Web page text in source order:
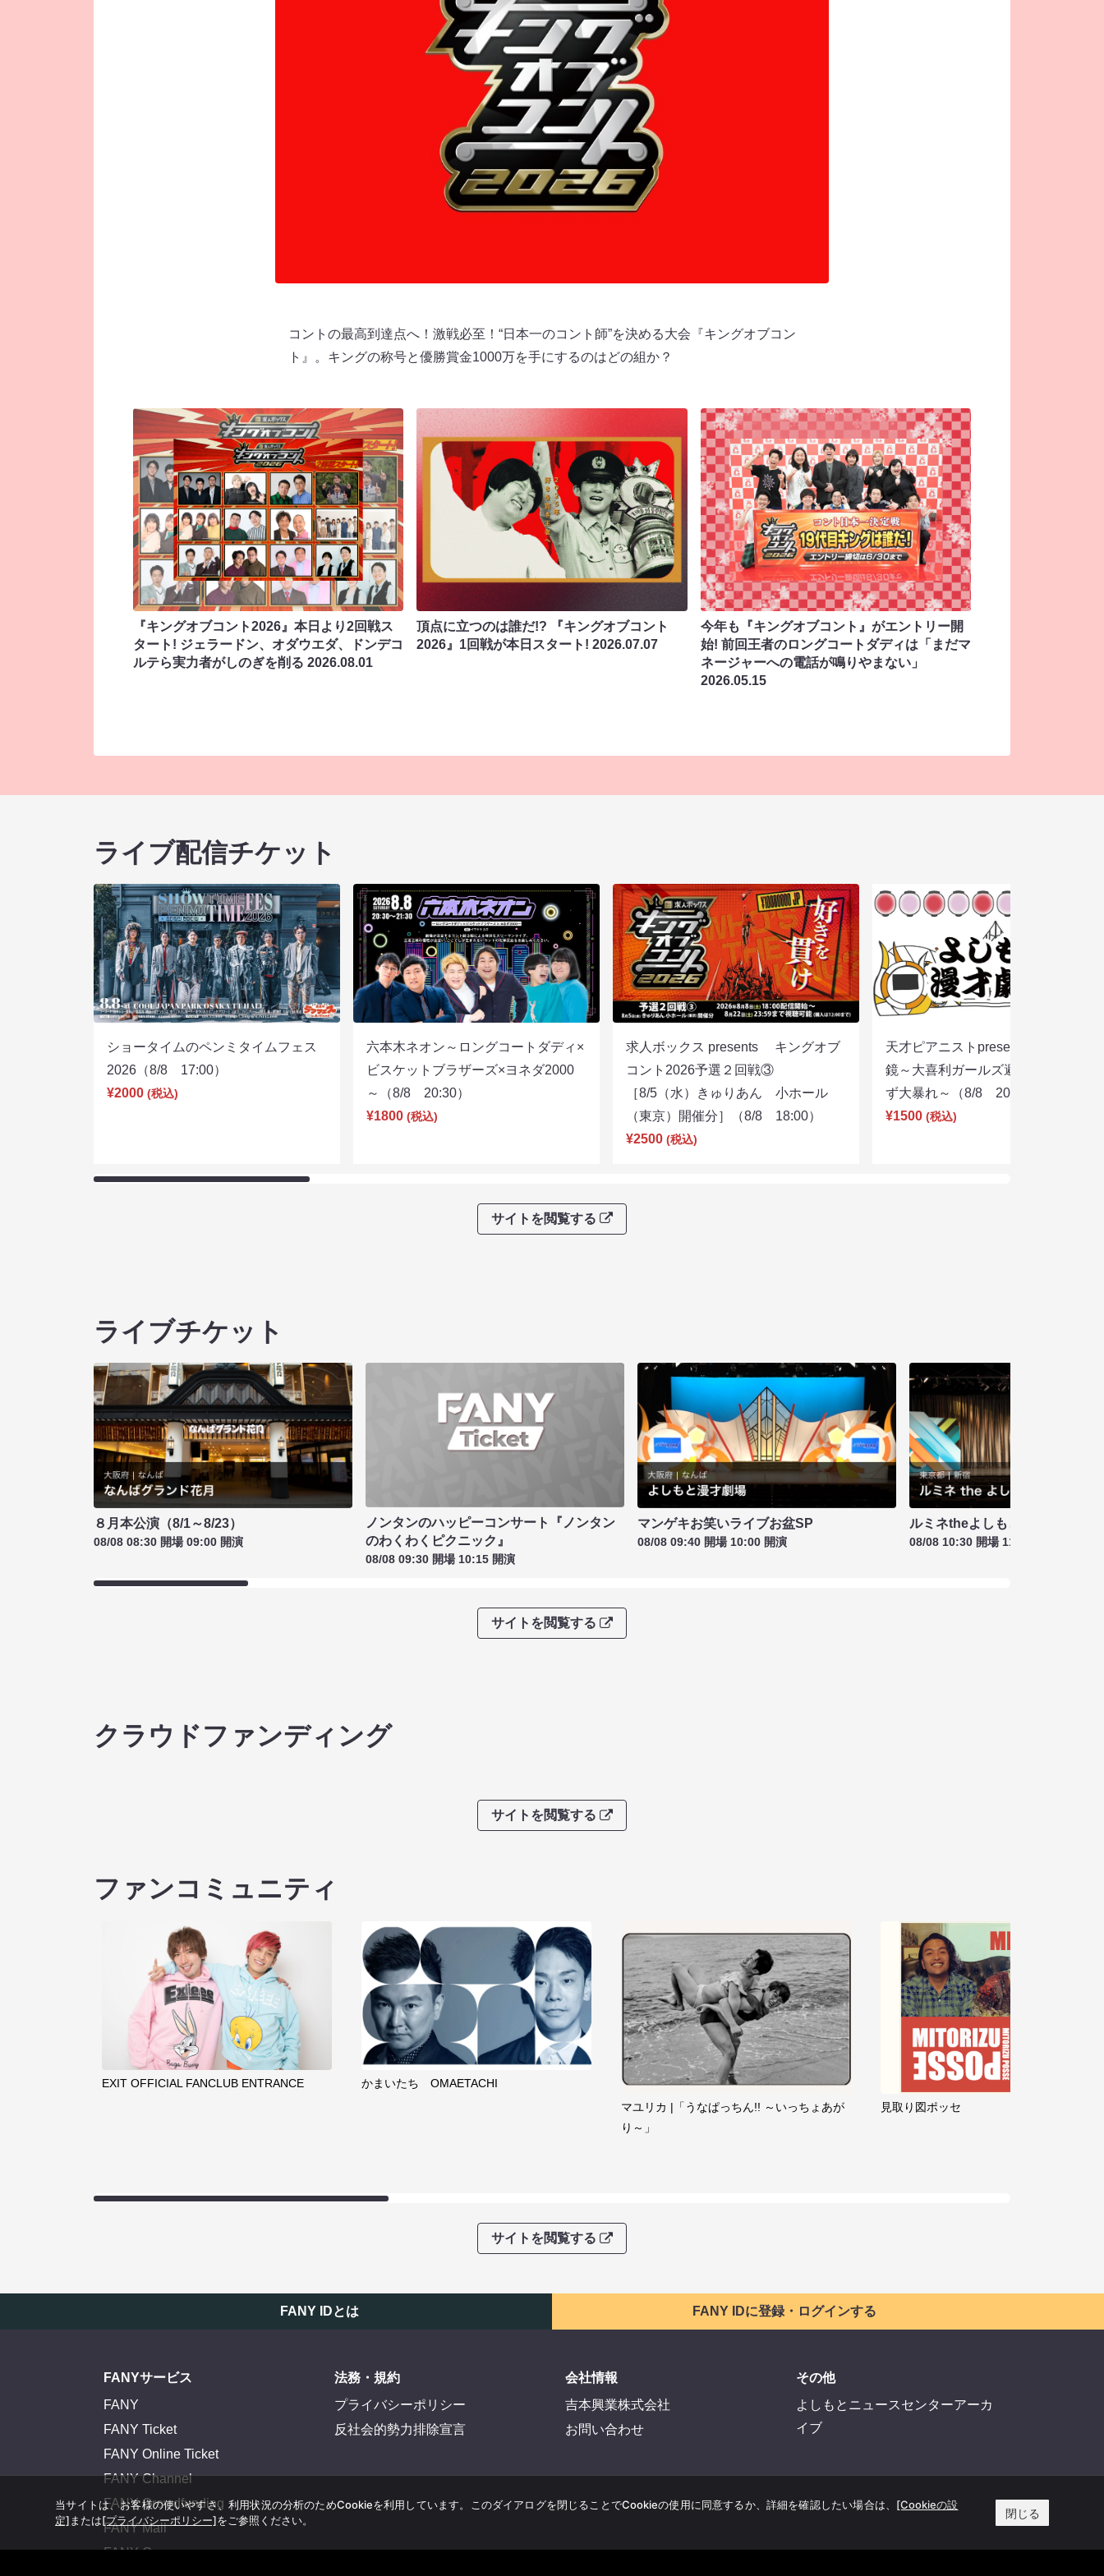
コントの最高到達点へ！激戦必至！“日本一のコント師”を決める大会『キングオブコン
ト』。キングの称号と優勝賞金1000万を手にするのはどの組か？
『キングオブコント2026』本日より2回戦ス
タート! ジェラードン、オダウエダ、ドンデコ
ルテら実力者がしのぎを削る 2026.08.01
頂点に立つのは誰だ!? 『キングオブコント
2026』1回戦が本日スタート!2026.07.07
今年も『キングオブコント』がエントリー開
始! 前回王者のロングコートダディは「まだマ
ネージャーへの電話が鳴りやまない」
2026.05.15
ライブ配信チケット
ショータイムのペンミタイムフェス
2026（8/8 17:00）
¥2000 (税込)
六本木ネオン～ロングコートダディ×
ビスケットブラザーズ×ヨネダ2000
～（8/8 20:30）
¥1800 (税込)
求人ボックス presents キングオブ
コント2026予選２回戦③
［8/5（水）きゅりあん 小ホール
（東京）開催分］（8/8 18:00）
¥2500 (税込)
天才ピアニストpresentsすっぴん眼
鏡～大喜利ガールズ避暑地を目指さ
ず大暴れ～（8/8 20:45）
¥1500 (税込)
サイトを閲覧する
ライブチケット
８月本公演（8/1～8/23）
08/08 08:30 開場 09:00 開演
ノンタンのハッピーコンサート『ノンタン
のわくわくピクニック』
08/08 09:30 開場 10:15 開演
マンゲキお笑いライブお盆SP
08/08 09:40 開場 10:00 開演
ルミネtheよしもと お盆特別興行
08/08 10:30 開場 11:00 開演
サイトを閲覧する
クラウドファンディング
サイトを閲覧する
ファンコミュニティ
EXIT OFFICIAL FANCLUB ENTRANCE
かまいたち OMAETACHI
マユリカ |「うなぱっちん!! ～いっちょあが
り～」
見取り図ポッセ
サイトを閲覧する
FANY IDとは FANY IDに登録・ログインする
FANYサービス
FANY
FANY Ticket
FANY Online Ticket
FANY Channel
FANY Crowdfunding
FANY Mall
FANY Commu
法務・規約
プライバシーポリシー
反社会的勢力排除宣言
会社情報
吉本興業株式会社
お問い合わせ
その他
よしもとニュースセンターアーカ
イブ
当サイトは、お客様の使いやすさ、利用状況の分析のためCookieを利用しています。このダイアログを閉じることでCookieの使用に同意するか、詳細を確認したい場合は、 [Cookieの設
定] または[プライバシーポリシー]をご参照ください。
閉じる